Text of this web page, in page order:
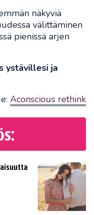
näkyviä
välittäminen
pienissä arjen
ystävillesi ja
Aconscious rethink